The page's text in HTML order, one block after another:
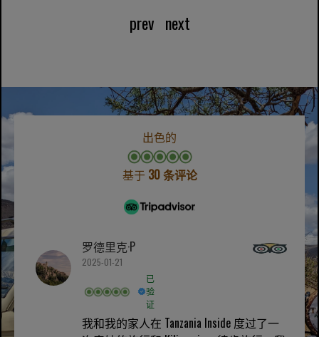
prev next
出色的
基于 30 条评论
罗德里克·P
2025-01-21
已
验
证
我和我的家人在 Tanzania Inside 度过了一